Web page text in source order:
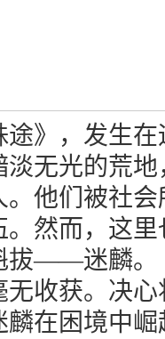
》，发生
无光的荒
他们被社
。然而，这
——迷麟。
收获。决
麟在困境中